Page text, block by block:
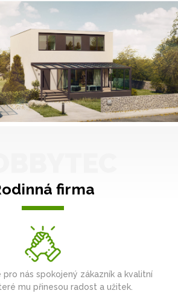
firma
pro nás spokojený zákazník a kvalitní
mu přinesou radost a užitek.